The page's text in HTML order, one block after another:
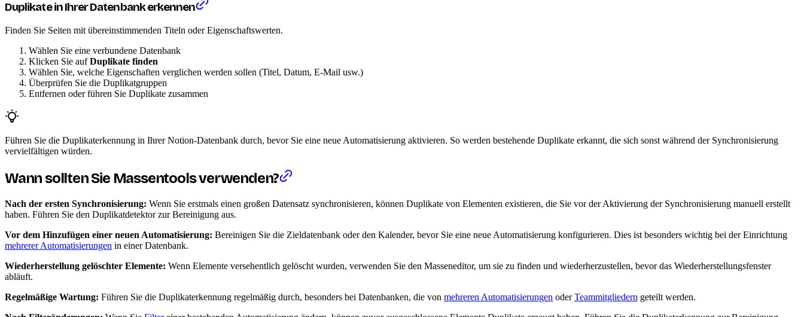
Duplikate in Ihrer Datenbank erkennen
Finden Sie Seiten mit übereinstimmenden Titeln oder Eigenschaftswerten.
Wählen Sie eine verbundene Datenbank
Klicken Sie aufDuplikate finden
Wählen Sie, welche Eigenschaften verglichen werden sollen (Titel, Datum, E-Mail usw.)
Überprüfen Sie die Duplikatgruppen
Entfernen oder führen Sie Duplikate zusammen
Führen Sie die Duplikaterkennung in Ihrer Notion-Datenbank durch, bevor Sie eine neue Automatisierung aktivieren. So werden bestehende Duplikate erkannt, die sich sonst während der Synchronisierung
vervielfältigen würden.
Wann sollten Sie Massentools verwenden?
Nach der ersten Synchronisierung: Wenn Sie erstmals einen großen Datensatz synchronisieren, können Duplikate von Elementen existieren, die Sie vor der Aktivierung der Synchronisierung manuell erstellt
haben. Führen Sie den Duplikatdetektor zur Bereinigung aus.
Vor dem Hinzufügen einer neuen Automatisierung: Bereinigen Sie die Zieldatenbank oder den Kalender, bevor Sie eine neue Automatisierung konfigurieren. Dies ist besonders wichtig bei der Einrichtung
mehrerer Automatisierungen in einer Datenbank.
Wiederherstellung gelöschter Elemente: Wenn Elemente versehentlich gelöscht wurden, verwenden Sie den Masseneditor, um sie zu finden und wiederherzustellen, bevor das Wiederherstellungsfenster
abläuft.
Regelmäßige Wartung: Führen Sie die Duplikaterkennung regelmäßig durch, besonders bei Datenbanken, die von mehreren Automatisierungen oderTeammitgliedern geteilt werden.